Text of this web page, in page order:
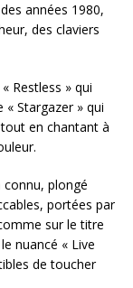
années 1980,
des claviers
Restless » qui
Stargazer » qui
en chantant à
plongé
portées par
sur le titre
nuancé « Live
de toucher